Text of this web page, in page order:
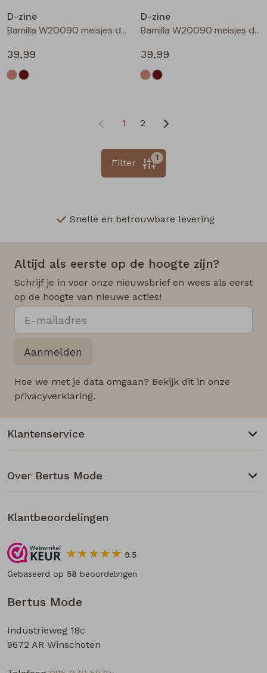
D-zine
Bamilla W20090 meisjes denim jack Kit
39,99
D-zine
Bamilla W20090 meisjes denim jack Bruin
39,99
1 2
1
Filter
Snelle en betrouwbare levering
Altijd als eerste op de hoogte zijn?
Schrijf je in voor onze nieuwsbrief en wees als eerst
op de hoogte van nieuwe acties!
Aanmelden
Hoe we met je data omgaan? Bekijk dit in onze
privacyverklaring.
Bertus Mode
Industrieweg 18c
9672 AR Winschoten
Klantenservice
Over Bertus Mode
Klantbeoordelingen
9.5
Gebaseerd op 58 beoordelingen